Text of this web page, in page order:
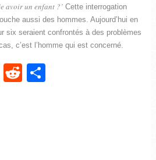
avoir un enfant ?’Cette interrogation
aussi des hommes. Aujourd’hui en
six seraient confrontés à des problèmes
c’est l’homme qui est concerné.
LinkedIn
Reddit